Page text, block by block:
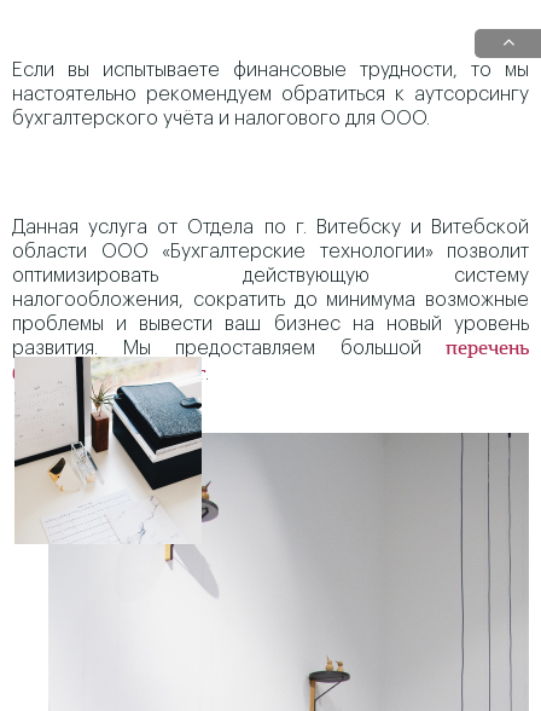
Если вы испытываете финансовые трудности, то мы
настоятельно рекомендуем обратиться к аутсорсингу
бухгалтерского учёта и налогового для ООО.
Данная услуга от Отдела по г. Витебску и Витебской
области ООО «Бухгалтерские технологии» позволит
оптимизировать действующую систему
налогообложения, сократить до минимума возможные
проблемы и вывести ваш бизнес на новый уровень
развития. Мы предоставляем большой перечень
бухгалтерских услуг.